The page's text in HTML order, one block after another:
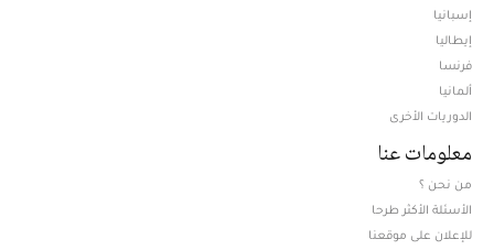
إسبانيا
إيطاليا
فرنسا
ألمانيا
الدوريات الأخرى
معلومات عنا
من نحن ؟
الأسئلة الأكثر طرحا
للإعلان على موقعنا